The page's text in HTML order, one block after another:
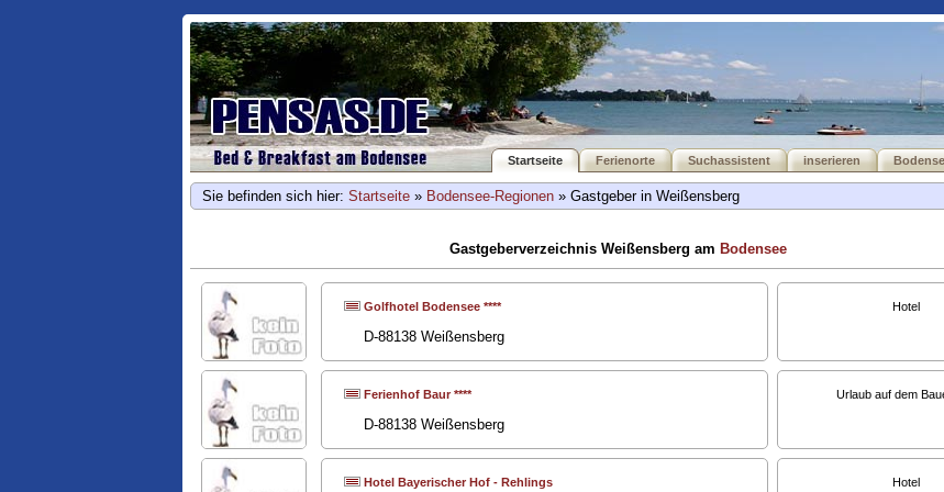
Startseite Ferienorte Suchassistent inserieren
Sie befinden sich hier: Startseite » Bodensee-Regionen » Gastgeber in Weißensberg
Gastgeberverzeichnis Weißensberg am Bodensee
Golfhotel Bodensee ****
D-88138 Weißensberg
Hotel
Ferienhof Baur ****
D-88138 Weißensberg
Urlaub auf dem
Hotel Bayerischer Hof - Rehlings Hotel